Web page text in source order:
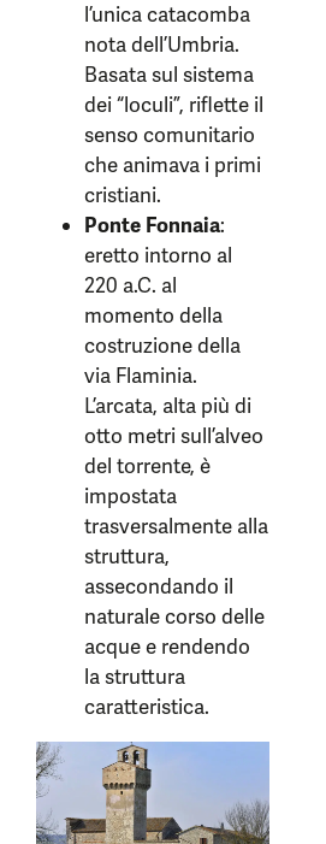
l’unica catacomba
nota dell’Umbria.
Basata sul sistema
dei “loculi”, riflette il
senso comunitario
che animava i primi
cristiani.
Ponte Fonnaia:
eretto intorno al
220 a.C. al
momento della
costruzione della
via Flaminia.
L’arcata, alta più di
otto metri sull’alveo
del torrente, è
impostata
trasversalmente alla
struttura,
assecondando il
naturale corso delle
acque e rendendo
la struttura
caratteristica.